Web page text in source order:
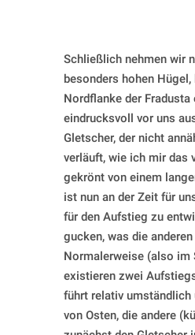
Schließlich nehmen wir
besonders hohen
Nordflanke der Fradusta
eindrucksvoll vor uns
Gletscher, der nicht
verläuft, wie ich mir das
gekrönt von einem
ist nun an der Zeit für
für den Aufstieg zu
gucken, was die
Normalerweise (also im
existieren zwei
führt relativ umständlich
von Osten, die andere